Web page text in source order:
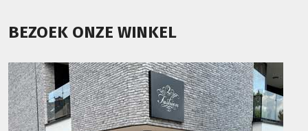
BEZOEK ONZE WINKEL